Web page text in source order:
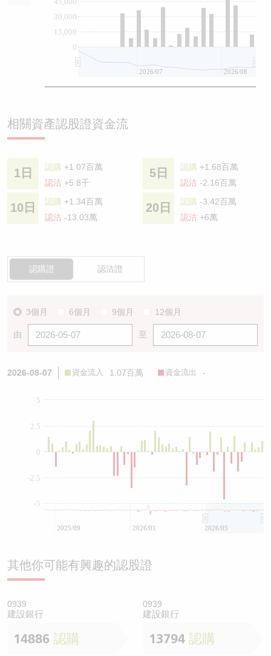
0
15,000
30,000
2026/07 2026/08
相關資產認股證資金流
1日 認購 +1.07百萬
認沽 +5.8千
5日 認購 +1.68百萬
認沽 -2.16百萬
10日 認購 +1.34百萬
認沽 -13.03萬
20日 認購 -3.42百萬
認沽 +6萬
認購證 認沽證
3個月 6個月 9個月 12個月
由 至
2026-08-07 資金流入 1.07百萬 資金流出 -
0
-5
-2.5
2.5
5
2025/09 2026/01 2026/05
其他你可能有興趣的認股證
0939
建設銀行
14886 認購
0939
建設銀行
13794 認購